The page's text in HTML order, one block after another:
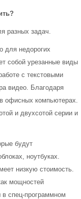
разных задач.
для недорогих
собой урезанные виды
с текстовыми
видео. Благодаря
офисных компьютерах.
и двухсотой серии и
будут
ноутбуках.
низкую стоимость.
мощностей
в спец-программном